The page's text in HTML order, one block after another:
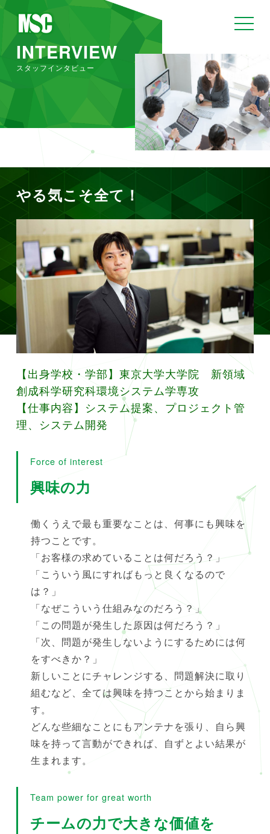
toggle
INTERVIEW
スタッフインタビュー
やる気こそ全て！
【出身学校・学部】東京大学大学院 新領域
創成科学研究科環境システム学専攻
【仕事内容】システム提案、プロジェクト管
理、システム開発
Force of interest
興味の力
働くうえで最も重要なことは、何事にも興味を
持つことです。
「お客様の求めていることは何だろう？」
「こういう風にすればもっと良くなるので
は？」
「なぜこういう仕組みなのだろう？」
「この問題が発生した原因は何だろう？」
「次、問題が発生しないようにするためには何
をすべきか？」
新しいことにチャレンジする、問題解決に取り
組むなど、全ては興味を持つことから始まりま
す。
どんな些細なことにもアンテナを張り、自ら興
味を持って言動ができれば、自ずとよい結果が
生まれます。
Team power for great worth
チームの力で大きな価値を